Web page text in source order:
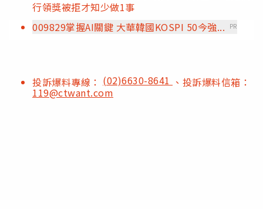
行領獎被拒才知少做1事
009829掌握AI關鍵 大華韓國KOSPI 50今強...
PR
投訴爆料專線： (02)6630-8641 、投訴爆料信箱：
119@ctwant.com